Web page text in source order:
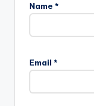
Name *
Email *